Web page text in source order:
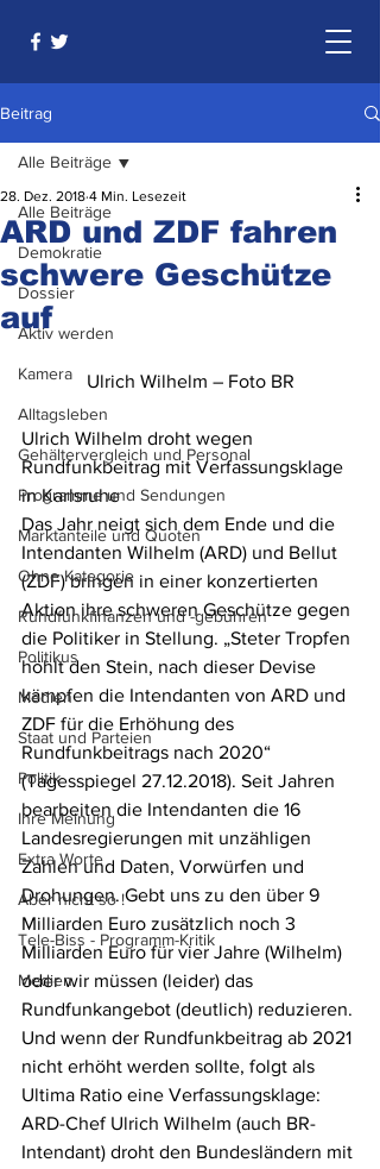
Beitrag
Alle Beiträge
Demokratie
Dossier
Aktiv werden
Kamera
Alltagsleben
Gehältervergleich und Personal
Programme und Sendungen
Marktanteile und Quoten
Ohne Kategorie
Rundfunkfinanzen und -gebühren
Politikus
Medien
Staat und Parteien
Politik
Ihre Meinung
Extra Worte
Aber nicht so !
Tele-Biss - Programm-Kritik
Medien
Alle Beiträge
ARD und ZDF fahren
schwere Geschütze
auf
28. Dez. 2018 4 Min. Lesezeit
Ulrich Wilhelm – Foto BR
Ulrich Wilhelm droht wegen
Rundfunkbeitrag mit Verfassungsklage
in Karlsruhe
Das Jahr neigt sich dem Ende und die
Intendanten Wilhelm (ARD) und Bellut
(ZDF) bringen in einer konzertierten
Aktion ihre schweren Geschütze gegen
die Politiker in Stellung. „Steter Tropfen
höhlt den Stein, nach dieser Devise
kämpfen die Intendanten von ARD und
ZDF für die Erhöhung des
Rundfunkbeitrags nach 2020“
(Tagesspiegel 27.12.2018). Seit Jahren
bearbeiten die Intendanten die 16
Landesregierungen mit unzähligen
Zahlen und Daten, Vorwürfen und
Drohungen. Gebt uns zu den über 9
Milliarden Euro zusätzlich noch 3
Milliarden Euro für vier Jahre (Wilhelm)
oder wir müssen (leider) das
Rundfunkangebot (deutlich) reduzieren.
Und wenn der Rundfunkbeitrag ab 2021
nicht erhöht werden sollte, folgt als
Ultima Ratio eine Verfassungsklage:
ARD-Chef Ulrich Wilhelm (auch BR-
Intendant) droht den Bundesländern mit